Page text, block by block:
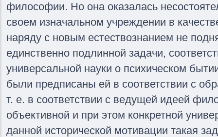
философии. Но она оказалась
своем изначальном учреждении в
наряду с новым естествознанием не
единственно подлинной задачи,
универсальной науки о психическом
были предписаны ей в соответствии с
т. е. в соответствии с ведущей идеей
объективной и при этом конкретной
данной исторической мотивации такая